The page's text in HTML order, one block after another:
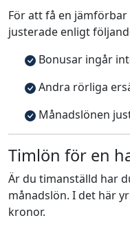
För att få en
justerade enligt
Bonusar ingår
Andra rörliga
Månadslönen
Timlön för en
Är du timanställd har
månadslön. I det här
kronor.